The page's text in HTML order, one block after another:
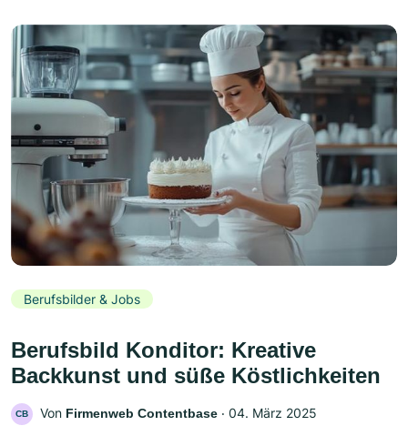
Berufsbilder & Jobs
Berufsbild Konditor: Kreative
Backkunst und süße Köstlichkeiten
CB Von Firmenweb Contentbase ‧ 04. März 2025